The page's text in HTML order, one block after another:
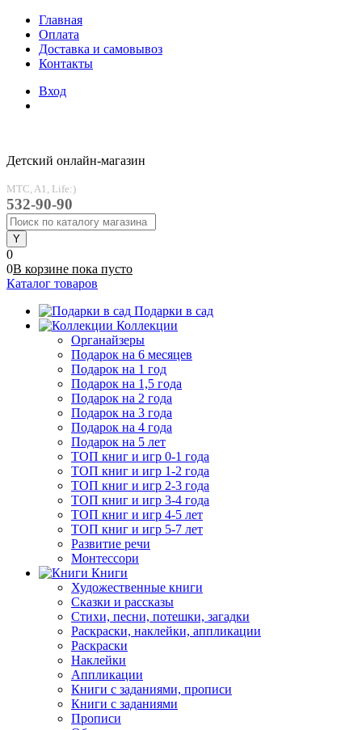
Главная
Оплата
Доставка и самовывоз
Контакты
Вход
Детский онлайн-магазин
MTC, A1, Life:)
532-90-90
0
0В корзине пока пусто
Каталог товаров
Подарки в сад
Коллекции
Органайзеры
Подарок на 6 месяцев
Подарок на 1 год
Подарок на 1,5 года
Подарок на 2 года
Подарок на 3 года
Подарок на 4 года
Подарок на 5 лет
ТОП книг и игр 0-1 года
ТОП книг и игр 1-2 года
ТОП книг и игр 2-3 года
ТОП книг и игр 3-4 года
ТОП книг и игр 4-5 лет
ТОП книг и игр 5-7 лет
Развитие речи
Монтессори
Книги
Художественные книги
Сказки и рассказы
Стихи, песни, потешки, загадки
Раскраски, наклейки, аппликации
Раскраски
Наклейки
Аппликации
Книги с заданиями, прописи
Книги с заданиями
Прописи